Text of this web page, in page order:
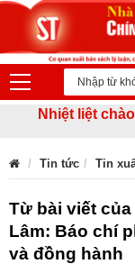
Nhiệt liệt chào
Tin tức Tin
Từ bài viết
Lâm: Báo chí
và đồng hành